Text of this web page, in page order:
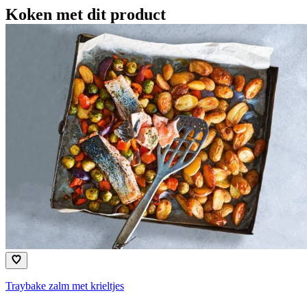
Koken met dit product
Traybake zalm met krieltjes